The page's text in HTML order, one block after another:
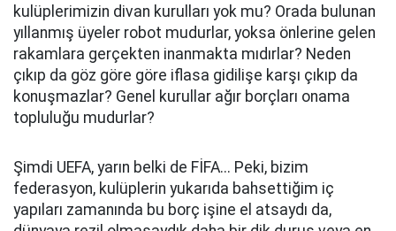
kulüplerimizin divan kurulları yok mu? Orada bulunan
yıllanmış üyeler robot mudurlar, yoksa önlerine gelen
rakamlara gerçekten inanmakta mıdırlar? Neden
çıkıp da göz göre göre iflasa gidilişe karşı çıkıp da
konuşmazlar? Genel kurullar ağır borçları onama
topluluğu mudurlar?
Şimdi UEFA, yarın belki de FİFA... Peki, bizim
federasyon, kulüplerin yukarıda bahsettiğim iç
yapıları zamanında bu borç işine el atsaydı da,